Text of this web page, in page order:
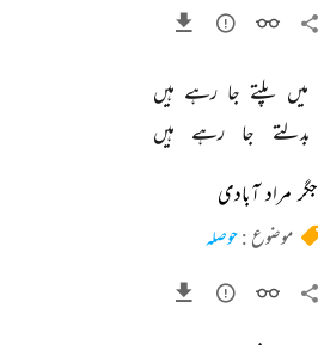
میں پلتے جا رہے ہیں
بدلتے جا رہے ہیں
جگر مراد آبادی
موضوع :حوصلہ